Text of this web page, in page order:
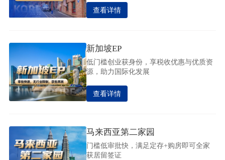
查看详情
新加坡EP
低门槛创业获身份，享税收优惠与优质资
源，助力国际化发展
查看详情
马来西亚第二家园
门槛低审批快，满足定存+购房即可全家
获居留签证